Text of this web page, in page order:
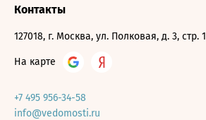
Контакты
127018, г. Москва, ул. Полковая, д. 3, стр. 1
На карте
+7 495 956-34-58
info@vedomosti.ru